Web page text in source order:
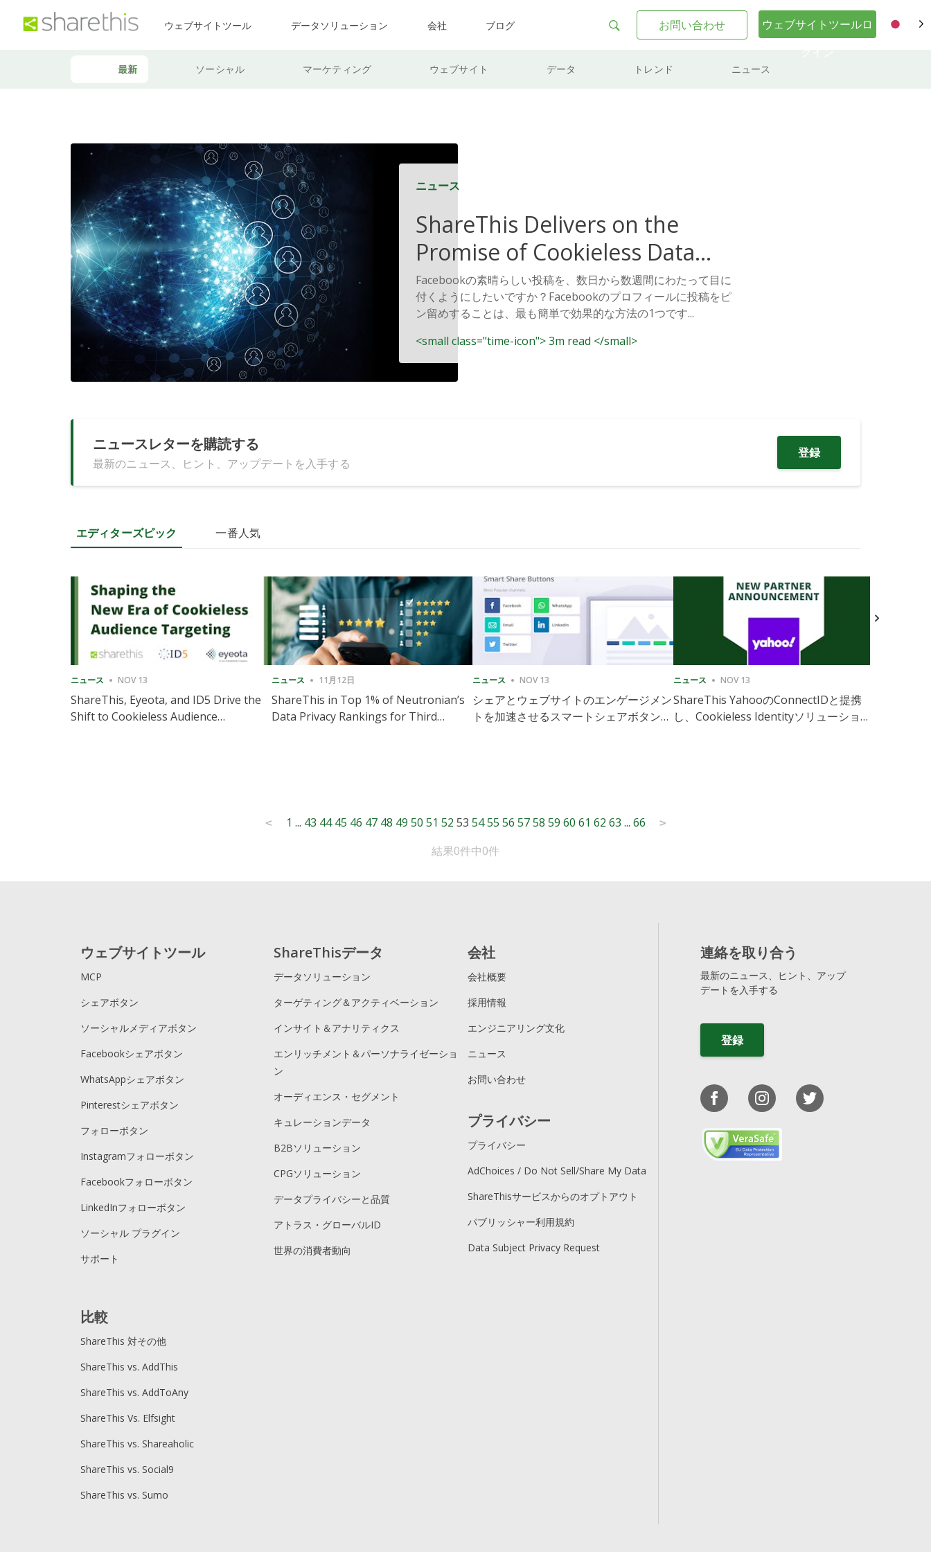
ウェブサイトツール データソリューション 会社 ブログ お問い合わせ
ウェブサイトツールロ
最新 ソーシャル マーケティング ウェブサイト データ トレンド ニュース
ニュース
ShareThis Delivers on the
Promise of Cookieless Data
Solutions
Facebookの素晴らしい投稿を、数日から数週間にわたって目に
付くようにしたいですか？Facebookのプロフィールに投稿をピ
ン留めすることは、最も簡単で効果的な方法の1つです...
<small class="time-icon"> 3m read </small>
ニュースレターを購読する
最新のニュース、ヒント、アップデートを入手する
登録
エディターズピック 一番人気
ニュース NOV 13
ShareThis, Eyeota, and ID5 Drive the
Shift to Cookieless Audience
ニュース 11月12日
ShareThis in Top 1% of Neutronian’s
Data Privacy Rankings for Third
ニュース NOV 13
シェアとウェブサイトのエンゲージメン
トを加速させるスマートシェアボタンの
ニュース NOV 13
ShareThis YahooのConnectIDと提携
し、Cookieless Identityソリューション
< 1 ... 43 44 45 46 47 48 49 50 51 52 53 54 55 56 57 58 59 60 61 62 63 ... 66 >
結果0件中0件
ウェブサイトツール
MCP
シェアボタン
ソーシャルメディアボタン
Facebookシェアボタン
WhatsAppシェアボタン
Pinterestシェアボタン
フォローボタン
Instagramフォローボタン
Facebookフォローボタン
LinkedInフォローボタン
ソーシャル プラグイン
サポート
ShareThisデータ
データソリューション
ターゲティング＆アクティベーション
インサイト＆アナリティクス
エンリッチメント＆パーソナライゼーショ
ン
オーディエンス・セグメント
キュレーションデータ
B2Bソリューション
CPGソリューション
データプライバシーと品質
アトラス・グローバルID
世界の消費者動向
会社
会社概要
採用情報
エンジニアリング文化
ニュース
お問い合わせ
プライバシー
プライバシー
AdChoices / Do Not Sell/Share My Data
ShareThisサービスからのオプトアウト
パブリッシャー利用規約
Data Subject Privacy Request
比較
ShareThis 対その他
ShareThis vs. AddThis
ShareThis vs. AddToAny
ShareThis Vs. Elfsight
ShareThis vs. Shareaholic
ShareThis vs. Social9
ShareThis vs. Sumo
連絡を取り合う
最新のニュース、ヒント、アップ
デートを入手する
登録